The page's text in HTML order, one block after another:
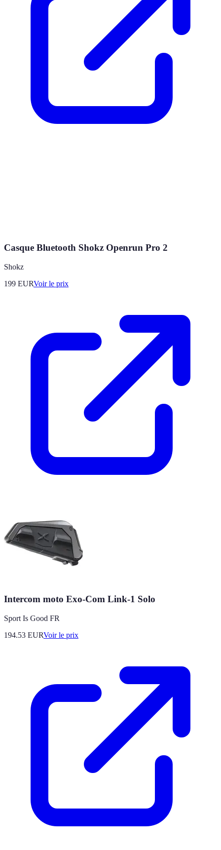
Casque Bluetooth Shokz Openrun Pro 2
Shokz
199 EURVoir le prix
Intercom moto Exo-Com Link-1 Solo
Sport Is Good FR
194.53 EURVoir le prix